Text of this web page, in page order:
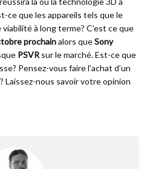
ce que les appareils tels que le
à long terme? C’est ce que
prochainalors queSony
PSVR sur le marché. Est-ce que
Pensez-vous faire l’achat d’un
Laissez-nous savoir votre opinion